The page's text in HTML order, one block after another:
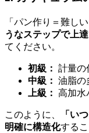
「パン作り＝難し
うなステップで上
てください。
初級： 計量の
中級： 油脂の
上級： 高加水
このように、
「い
明確に構造化する